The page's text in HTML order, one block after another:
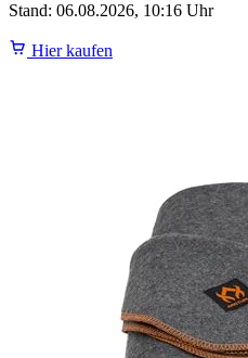
Stand: 06.08.2026, 10:16 Uhr
Hier kaufen